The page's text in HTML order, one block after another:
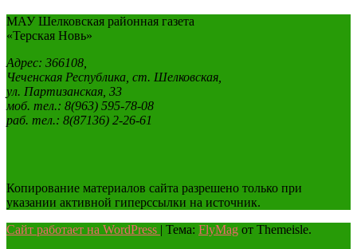
МАУ Шелковская районная газета
«Терская Новь»
Адрес: 366108,
Чеченская Республика, ст. Шелковская,
ул. Партизанская, 33
моб. тел.: 8(963) 595-78-08
раб. тел.: 8(87136) 2-26-61
Копирование материалов сайта разрешено только при
указании активной гиперссылки на источник.
Сайт работает на WordPress | Тема: FlyMag от Themeisle.